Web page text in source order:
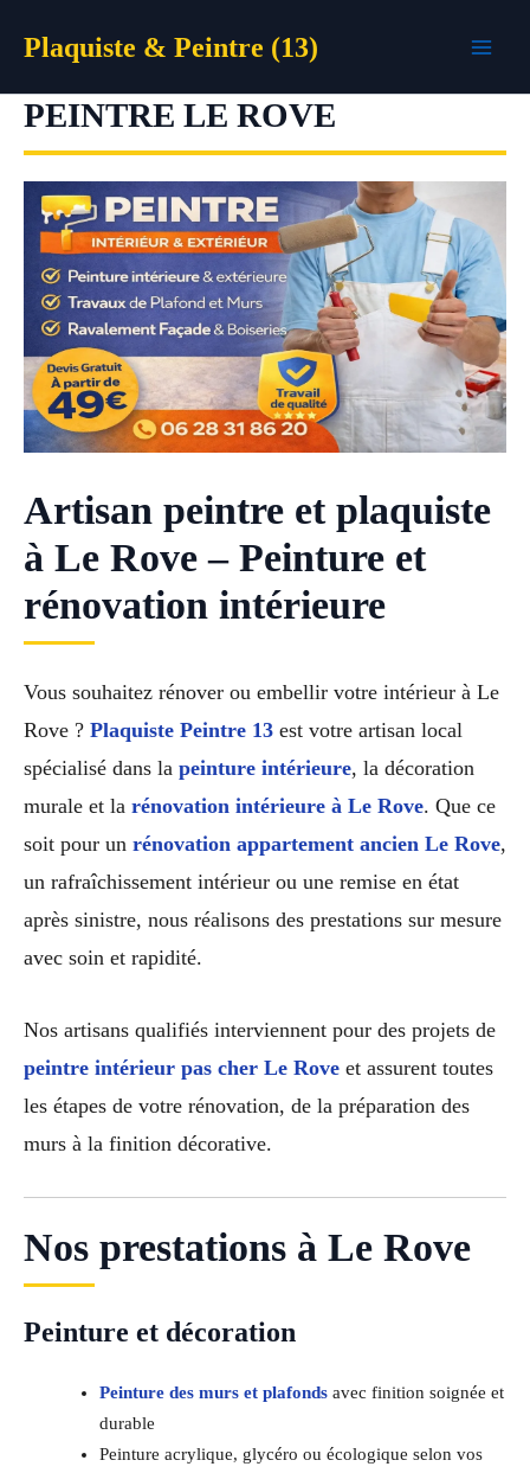
Plaquiste & Peintre (13)
PEINTRE LE ROVE
Artisan peintre et plaquiste
à Le Rove – Peinture et
rénovation intérieure
Vous souhaitez rénover ou embellir votre intérieur à Le
Rove ? Plaquiste Peintre 13 est votre artisan local
spécialisé dans la peinture intérieure, la décoration
murale et la rénovation intérieure à Le Rove. Que ce
soit pour un rénovation appartement ancien Le Rove,
un rafraîchissement intérieur ou une remise en état
après sinistre, nous réalisons des prestations sur mesure
avec soin et rapidité.
Nos artisans qualifiés interviennent pour des projets de
peintre intérieur pas cher Le Rove et assurent toutes
les étapes de votre rénovation, de la préparation des
murs à la finition décorative.
Nos prestations à Le Rove
Peinture et décoration
Peinture des murs et plafondsavec finition soignée et
durable
Peinture acrylique, glycéro ou écologique selon vos